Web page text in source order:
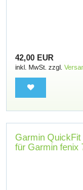
42,00 EUR
inkl. MwSt. zzgl.
Garmin QuickFit
für Garmin fenix